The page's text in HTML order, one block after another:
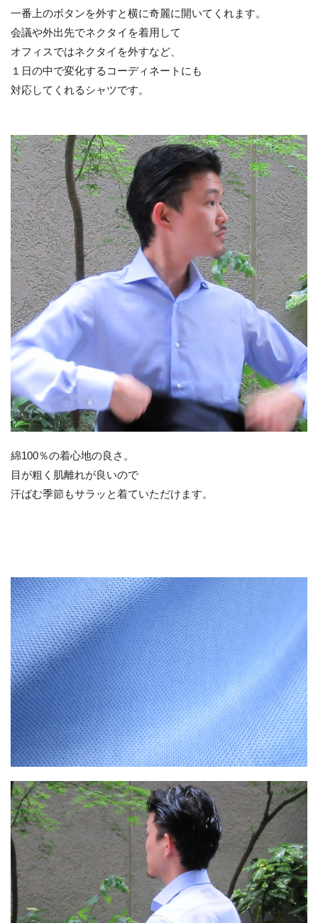
一番上のボタンを外すと横に奇麗に開いてくれます。
会議や外出先でネクタイを着用して
オフィスではネクタイを外すなど、
１日の中で変化するコーディネートにも
対応してくれるシャツです。
綿100％の着心地の良さ。
目が粗く肌離れが良いので
汗ばむ季節もサラッと着ていただけます。